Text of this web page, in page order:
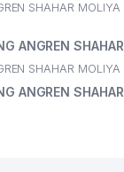
SHAHAR
ANGREN
SHAHAR
ANGREN